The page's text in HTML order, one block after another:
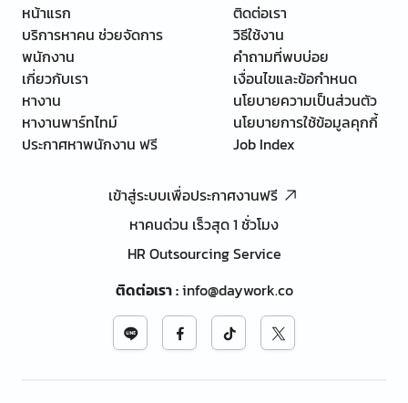
หน้าแรก
บริการหาคน ช่วยจัดการ
พนักงาน
เกี่ยวกับเรา
หางาน
หางานพาร์ทไทม์
ประกาศหาพนักงาน ฟรี
ติดต่อเรา
วิธีใช้งาน
คำถามที่พบบ่อย
เงื่อนไขและข้อกำหนด
นโยบายความเป็นส่วนตัว
นโยบายการใช้ข้อมูลคุกกี้
Job Index
เข้าสู่ระบบเพื่อประกาศงานฟรี
หาคนด่วน เร็วสุด 1 ชั่วโมง
HR Outsourcing Service
ติดต่อเรา:info@daywork.co